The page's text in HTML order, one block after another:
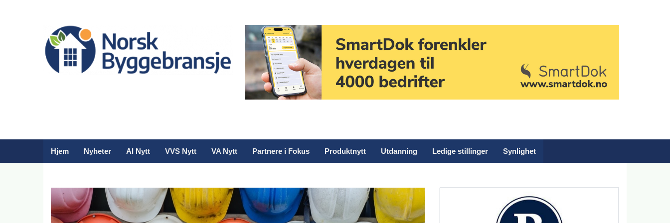
Hjem Nyheter AI Nytt VVS Nytt VA Nytt Partnere i Fokus Produktnytt Utdanning Ledige stillinger Synlighet